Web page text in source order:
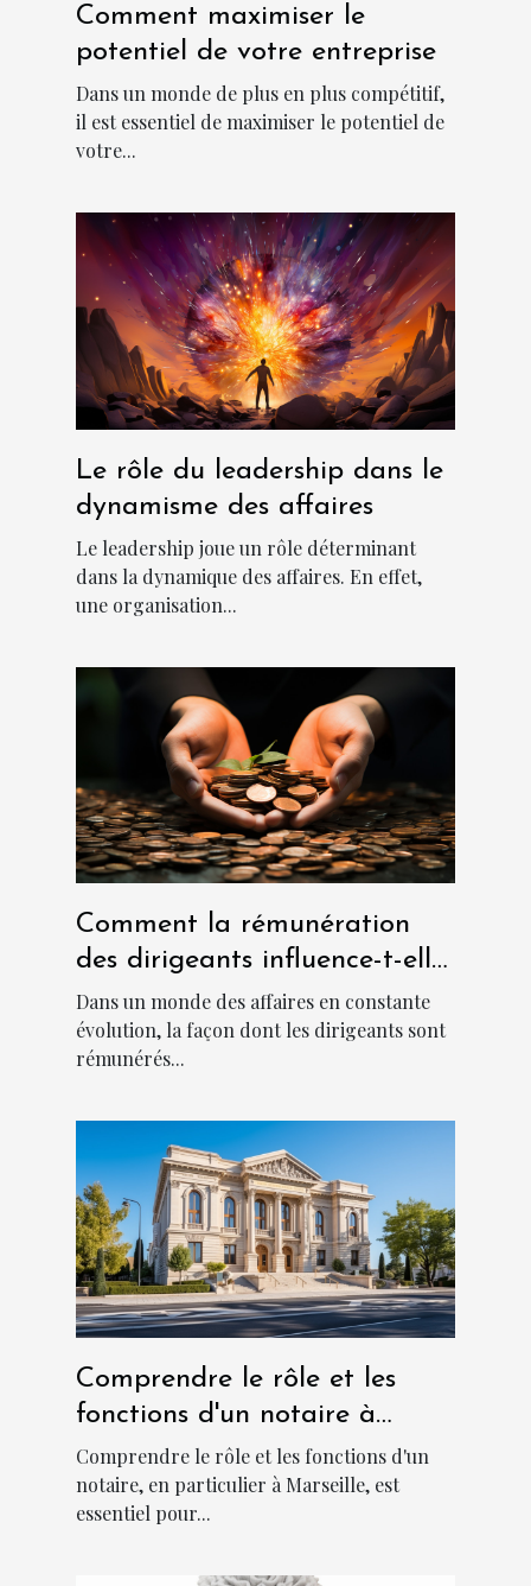
Comment maximiser le
potentiel de votre entreprise
Dans un monde de plus en plus compétitif,
il est essentiel de maximiser le potentiel de
votre...
Le rôle du leadership dans le
dynamisme des affaires
Le leadership joue un rôle déterminant
dans la dynamique des affaires. En effet,
une organisation...
Comment la rémunération
des dirigeants influence-t-elle
la culture d'entreprise ?
Dans un monde des affaires en constante
évolution, la façon dont les dirigeants sont
rémunérés...
Comprendre le rôle et les
fonctions d'un notaire à
Marseille
Comprendre le rôle et les fonctions d'un
notaire, en particulier à Marseille, est
essentiel pour...